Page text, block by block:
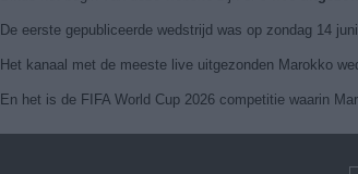
De eerste gepubliceerde wedstrijd was op zondag 14
Het kanaal met de meeste live uitgezonden Marokko
En het is de FIFA World Cup 2026 competitie waarin